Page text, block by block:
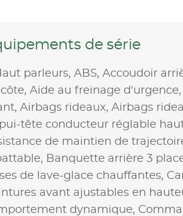
de série
parleurs, ABS, Accoudoir
Aide au freinage d'urgence,
Airbags rideaux, Airbags
tête conducteur réglable
de maintien de
Banquette arrière 3
de lave-glace chauffantes,
avant ajustables en
dynamique,